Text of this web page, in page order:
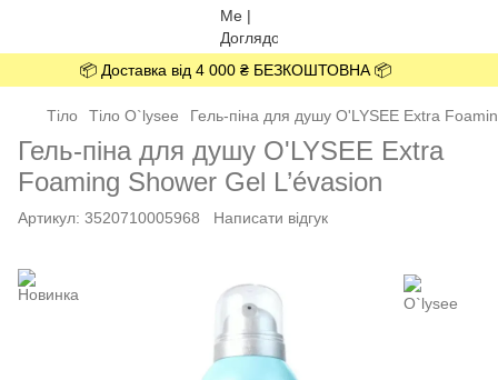
📦 Доставка від 4 000 ₴ БЕЗКОШТОВНА 📦
Тіло Тіло O`lysee Гель-піна для душу O'LYSEE Extra
Гель-піна для душу O'LYSEE Extra
Foaming Shower Gel L’évasion
Артикул: 3520710005968 Написати відгук